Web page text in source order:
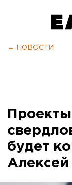
← НОВОСТИ
будет